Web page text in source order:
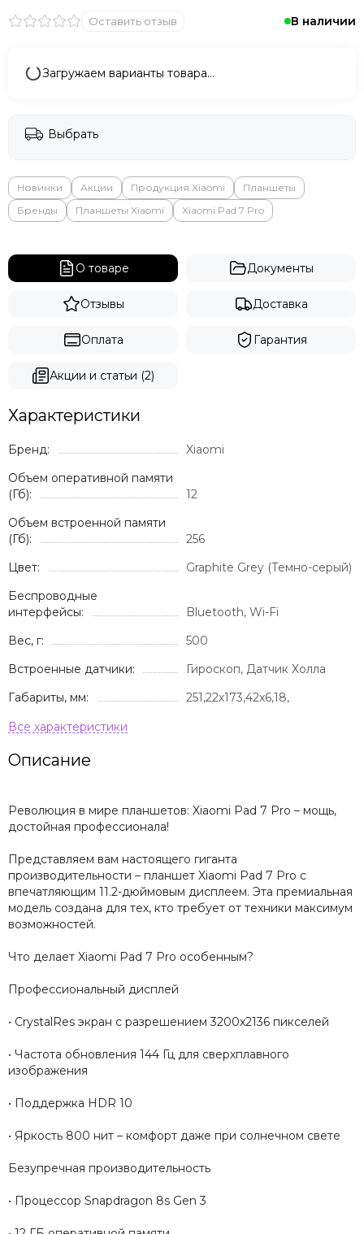
Sony
Whoop
ZTE
В наличии
Оставить отзыв
Загружаем варианты товара…
Выбрать
Новинки Акции Продукция Xiaomi
Планшеты
Бренды
Планшеты Xiaomi Xiaomi Pad 7 Pro
О товаре Документы
Отзывы Доставка
Оплата Гарантия
Акции и статьи (2)
Характеристики
Бренд:
Xiaomi
Объем оперативной памяти
(Гб):
12
Объем встроенной памяти
(Гб):
256
Цвет:
Graphite Grey (Темно-серый)
Беспроводные
интерфейсы:
Bluetooth, Wi-Fi
Вес, г:
500
Встроенные датчики:
Гироскоп, Датчик Холла
Габариты, мм:
251,22x173,42x6,18,
Описание
Революция в мире планшетов: Xiaomi Pad 7 Pro – мощь,
достойная профессионала!
Представляем вам настоящего гиганта
производительности – планшет Xiaomi Pad 7 Pro с
впечатляющим 11.2-дюймовым дисплеем. Эта премиальная
модель создана для тех, кто требует от техники максимум
возможностей.
Что делает Xiaomi Pad 7 Pro особенным?
Профессиональный дисплей
• CrystalRes экран с разрешением 3200x2136 пикселей
• Частота обновления 144 Гц для сверхплавного
изображения
• Поддержка HDR 10
• Яркость 800 нит – комфорт даже при солнечном свете
Безупречная производительность
• Процессор Snapdragon 8s Gen 3